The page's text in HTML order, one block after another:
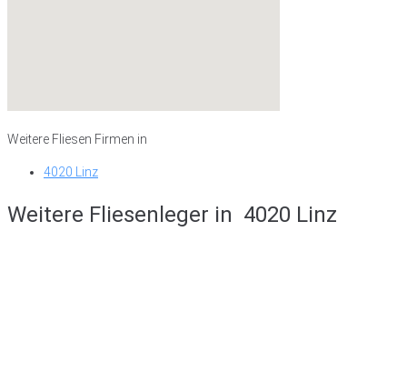
Weitere Fliesen Firmen in
4020 Linz
Weitere Fliesenleger in 4020 Linz